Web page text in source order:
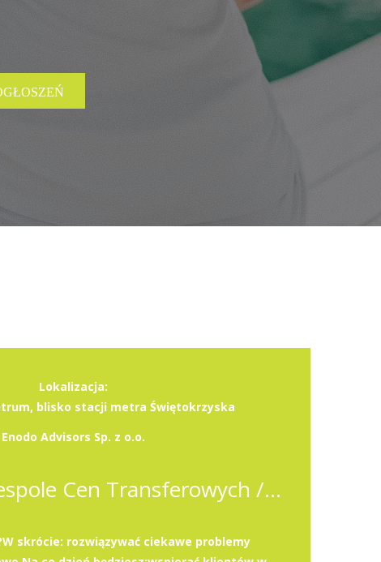
Lokalizacja:
blisko stacji metra Świętokrzyska
Enodo Advisors Sp. z o.o.
Associate w Zespole Cen Transferowych / Transfer Pricing Associate
skrócie: rozwiązywać ciekawe problemy